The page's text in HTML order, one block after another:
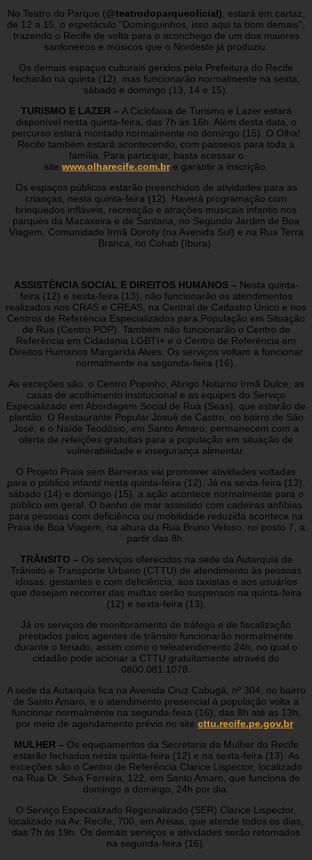
No Teatro do Parque (@teatrodoparqueoficial) , estará em cartaz,
de 12 a 15, o espetáculo “Dominguinhos, isso aqui tá bom demais”,
trazendo o Recife de volta para o aconchego de um dos maiores
sanfoneiros e músicos que o Nordeste já produziu.
Os demais espaços culturais geridos pela Prefeitura do Recife
fecharão na quinta (12), mas funcionarão normalmente na sexta,
sábado e domingo (13, 14 e 15).
TURISMO E LAZER – A Ciclofaixa de Turismo e Lazer estará
disponível nesta quinta-feira, das 7h às 16h. Além desta data, o
percurso estará montado normalmente no domingo (15). O Olha!
Recife também estará acontecendo, com passeios para toda a
família. Para participar, basta acessar o
site www.olharecife.com.bre garantir a inscrição.
Os espaços públicos estarão preenchidos de atividades para as
crianças, nesta quinta-feira (12). Haverá programação com
brinquedos infláveis, recreação e atrações musicais infantis nos
parques da Macaxeira e de Santana, no Segundo Jardim de Boa
Viagem, Comunidade Irmã Doroty (na Avenida Sul) e na Rua Terra
Branca, no Cohab (Ibura).
ASSISTÊNCIA SOCIAL E DIREITOS HUMANOS – Nesta quinta-
feira (12) e sexta-feira (13), não funcionarão os atendimentos
realizados nos CRAS e CREAS, na Central de Cadastro Único e nos
Centros de Referência Especializados para População em Situação
de Rua (Centro POP). Também não funcionarão o Centro de
Referência em Cidadania LGBTI+ e o Centro de Referência em
Direitos Humanos Margarida Alves. Os serviços voltam a funcionar
normalmente na segunda-feira (16).
As exceções são: o Centro Popinho, Abrigo Noturno Irmã Dulce, as
casas de acolhimento institucional e as equipes do Serviço
Especializado em Abordagem Social de Rua (Seas), que estarão de
plantão. O Restaurante Popular Josué de Castro, no bairro de São
José, e o Naíde Teodósio, em Santo Amaro, permanecem com a
oferta de refeições gratuitas para a população em situação de
vulnerabilidade e insegurança alimentar.
O Projeto Praia sem Barreiras vai promover atividades voltadas
para o público infantil nesta quinta-feira (12). Já na sexta-feira (13),
sábado (14) e domingo (15), a ação acontece normalmente para o
público em geral. O banho de mar assistido com cadeiras anfíbias
para pessoas com deficiência ou mobilidade reduzida acontece na
Praia de Boa Viagem, na altura da Rua Bruno Veloso, no posto 7, a
partir das 8h.
TRÂNSITO – Os serviços oferecidos na sede da Autarquia de
Trânsito e Transporte Urbano (CTTU) de atendimento às pessoas
idosas, gestantes e com deficiência, aos taxistas e aos usuários
que desejam recorrer das multas serão suspensos na quinta-feira
(12) e sexta-feira (13).
Já os serviços de monitoramento de tráfego e de fiscalização
prestados pelos agentes de trânsito funcionarão normalmente
durante o feriado, assim como o teleatendimento 24h, no qual o
cidadão pode acionar a CTTU gratuitamente através do
0800.081.1078.
A sede da Autarquia fica na Avenida Cruz Cabugá, nº 304, no bairro
de Santo Amaro, e o atendimento presencial à população volta a
funcionar normalmente na segunda-feira (16), das 8h até as 13h,
por meio de agendamento prévio no site cttu.recife.pe.gov.br.
MULHER – Os equipamentos da Secretaria da Mulher do Recife
estarão fechados nesta quinta-feira (12) e na sexta-feira (13). As
exceções são o Centro de Referência Clarice Lispector, localizado
na Rua Dr. Silva Ferreira, 122, em Santo Amaro, que funciona de
domingo a domingo, 24h por dia.
O Serviço Especializado Regionalizado (SER) Clarice Lispector,
localizado na Av. Recife, 700, em Areias, que atende todos os dias,
das 7h às 19h. Os demais serviços e atividades serão retomados
na segunda-feira (16).